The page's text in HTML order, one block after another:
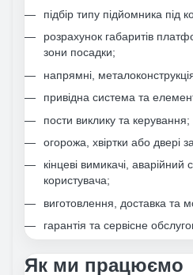
підбір типу підйомника під
розрахунок габаритів
зони посадки;
напрямні,
привідна система та
пости виклику та керування;
огорожа, хвіртки або двері
кінцеві вимикачі, аварійний
користувача;
виготовлення, доставка та
гарантія та сервісне
Як ми працюємо